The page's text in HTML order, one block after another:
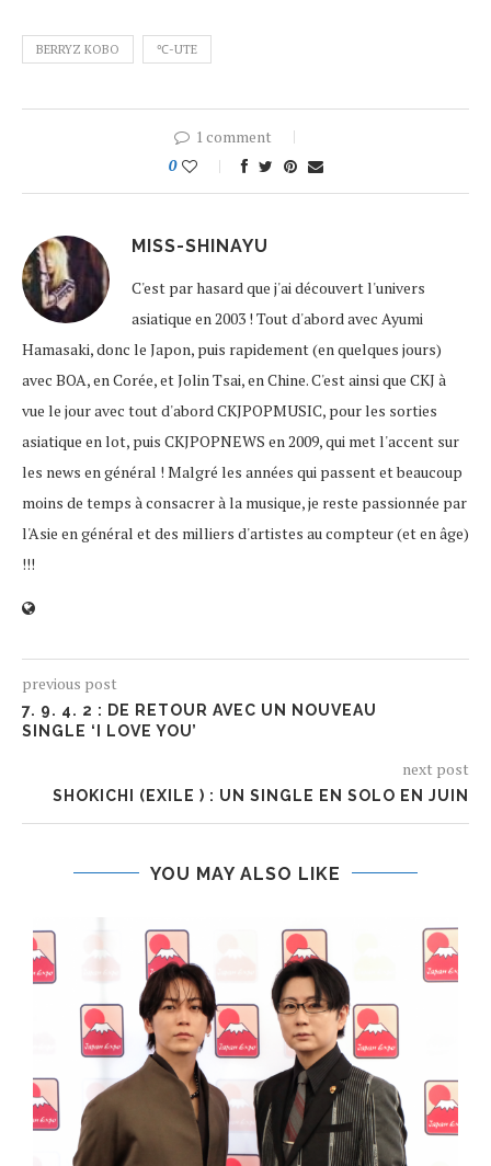
BERRYZ KOBO ℃-UTE
1 comment
0
MISS-SHINAYU
C'est par hasard que j'ai découvert l'univers
asiatique en 2003 ! Tout d'abord avec Ayumi
Hamasaki, donc le Japon, puis rapidement (en quelques jours)
avec BOA, en Corée, et Jolin Tsai, en Chine. C'est ainsi que CKJ à
vue le jour avec tout d'abord CKJPOPMUSIC, pour les sorties
asiatique en lot, puis CKJPOPNEWS en 2009, qui met l'accent sur
les news en général ! Malgré les années qui passent et beaucoup
moins de temps à consacrer à la musique, je reste passionnée par
l'Asie en général et des milliers d'artistes au compteur (et en âge)
!!!
previous post
7. 9. 4. 2 : DE RETOUR AVEC UN NOUVEAU
SINGLE ‘I LOVE YOU’
next post
SHOKICHI (EXILE ) : UN SINGLE EN SOLO EN JUIN
YOU MAY ALSO LIKE